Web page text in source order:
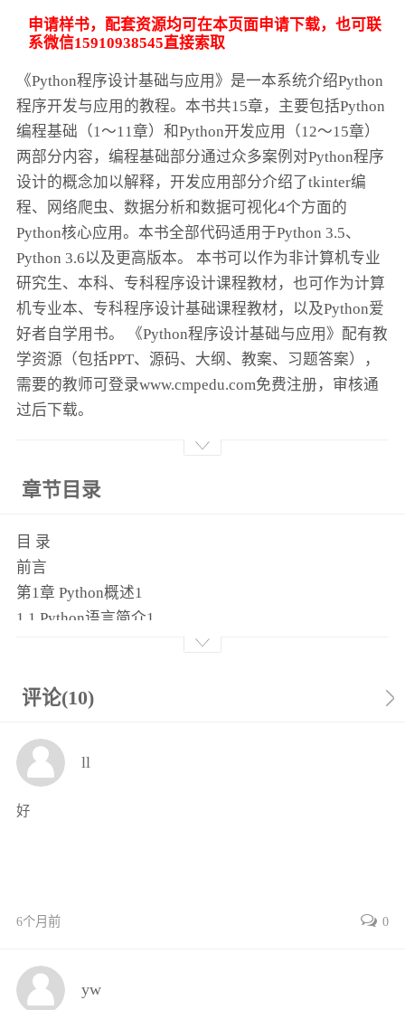
申请样书，配套资源均可在本页面申请下载，也可联
系微信15910938545直接索取
《Python程序设计基础与应用》是一本系统介绍Python
程序开发与应用的教程。本书共15章，主要包括Python
编程基础（1～11章）和Python开发应用（12～15章）
两部分内容，编程基础部分通过众多案例对Python程序
设计的概念加以解释，开发应用部分介绍了tkinter编
程、网络爬虫、数据分析和数据可视化4个方面的
Python核心应用。本书全部代码适用于Python 3.5、
Python 3.6以及更高版本。 本书可以作为非计算机专业
研究生、本科、专科程序设计课程教材，也可作为计算
机专业本、专科程序设计基础课程教材，以及Python爱
好者自学用书。 《Python程序设计基础与应用》配有教
学资源（包括PPT、源码、大纲、教案、习题答案），
需要的教师可登录www.cmpedu.com免费注册，审核通
过后下载。
章节目录
目 录
前言
第1章 Python概述1
1.1 Python语言简介1
1.3.1 IDLE2
1.4 Python编程规范5
1.5 扩展库安装方法6
1.6.1 import 模块名 [as 别名]7
习题9
2.1 Python常用内置对象10
2.1.1 常量与变量11
评论(10)
ll
好
6个月前 0
yw